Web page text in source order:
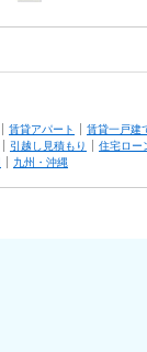
賃貸アパート
賃貸一戸建
引越し見積もり
住宅ロー
九州・沖縄